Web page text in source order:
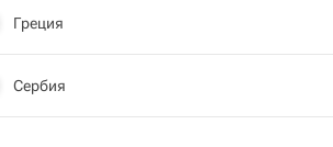
Греция
Сербия